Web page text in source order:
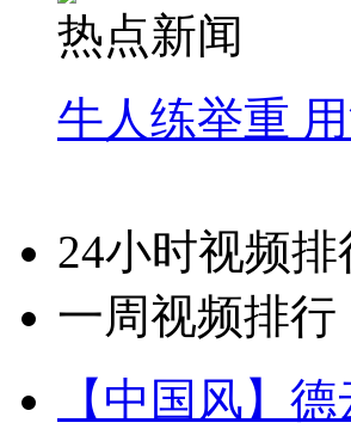
热点新闻
牛人练举重
24小时视频排
一周视频排行
【中国风】